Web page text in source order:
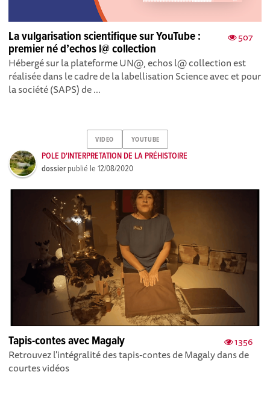
507
La vulgarisation scientifique sur YouTube :
premier né d’echos l@ collection
Hébergé sur la plateforme UN@, echos l@ collection est
réalisée dans le cadre de la labellisation Science avec et pour
la société (SAPS) de ...
VIDEO YOUTUBE
POLE D'INTERPRETATION DE LA PRÉHISTOIRE
dossier publié le12/08/2020
1356
Tapis-contes avec Magaly
Retrouvez l'intégralité des tapis-contes de Magaly dans de
courtes vidéos